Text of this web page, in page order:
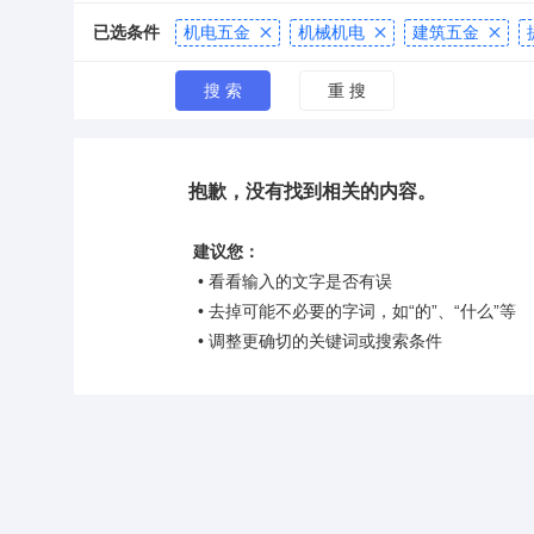
已选条件 机电五金  机械机电  建筑五金 
抱歉，没有找到相关的内容。
建议您：
• 看看输入的文字是否有误
• 去掉可能不必要的字词，如“的”、“什么”等
• 调整更确切的关键词或搜索条件